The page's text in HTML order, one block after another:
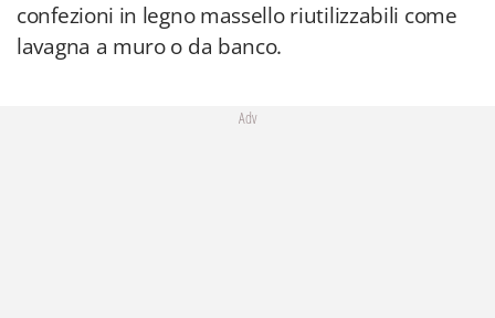
confezioni in legno massello riutilizzabili come
lavagna a muro o da banco.
Adv